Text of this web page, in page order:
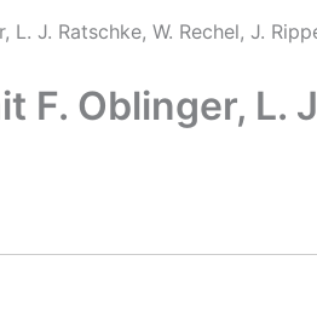
J. Ratschke, W. Rechel, J.
Oblinger, L.